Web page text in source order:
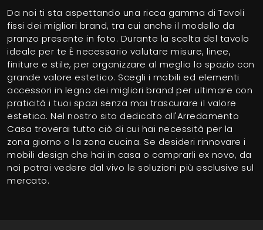
Da noi ti sta aspettando una ricca gamma di Tavoli
fissi dei migliori brand, tra cui anche il modello da
pranzo presente in foto. Durante la scelta del tavolo
ideale per te È necessario valutare misure, linee,
finiture e stile, per organizzare al meglio lo spazio con
grande valore estetico. Scegli i mobili ed elementi
accessori in legno dei migliori brand per ultimare con
praticità i tuoi spazi senza mai trascurare il valore
estetico. Nel nostro sito dedicato all'Arredamento
Casa troverai tutto ciò di cui hai necessità per la
zona giorno o la zona cucina. Se desideri rinnovare i
mobili design che hai in casa o comprarli ex novo, da
noi potrai vedere dal vivo le soluzioni più esclusive sul
mercato.